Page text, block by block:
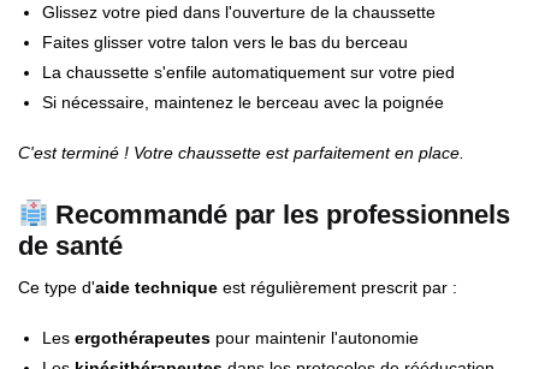
Glissez votre pied dans l'ouverture de la chaussette
Faites glisser votre talon vers le bas du berceau
La chaussette s'enfile automatiquement sur votre pied
Si nécessaire, maintenez le berceau avec la poignée
C'est terminé ! Votre chaussette est parfaitement en place.
Recommandé par les professionnels
de santé
Ce type d'aide technique est régulièrement prescrit par :
Les ergothérapeutes pour maintenir l'autonomie